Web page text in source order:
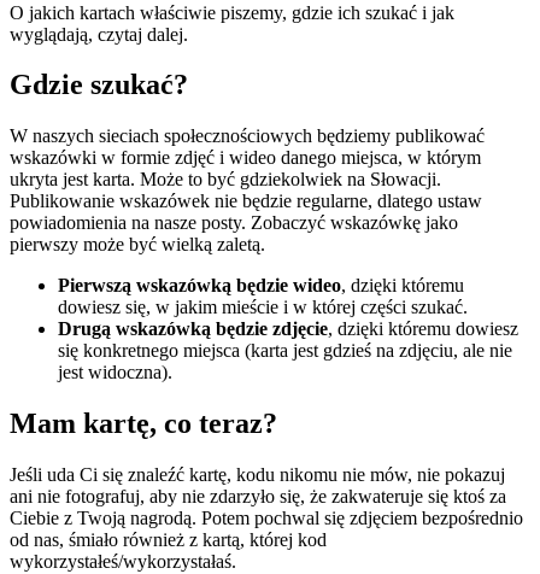
O jakich kartach właściwie piszemy, gdzie ich szukać i jak
wyglądają, czytaj dalej.
Gdzie szukać?
W naszych sieciach społecznościowych będziemy publikować
wskazówki w formie zdjęć i wideo danego miejsca, w którym
ukryta jest karta. Może to być gdziekolwiek na Słowacji.
Publikowanie wskazówek nie będzie regularne, dlatego ustaw
powiadomienia na nasze posty. Zobaczyć wskazówkę jako
pierwszy może być wielką zaletą.
Pierwszą wskazówką będzie wideo, dzięki któremu
dowiesz się, w jakim mieście i w której części szukać.
Drugą wskazówką będzie zdjęcie, dzięki któremu dowiesz
się konkretnego miejsca (karta jest gdzieś na zdjęciu, ale nie
jest widoczna).
Mam kartę, co teraz?
Jeśli uda Ci się znaleźć kartę, kodu nikomu nie mów, nie pokazuj
ani nie fotografuj, aby nie zdarzyło się, że zakwateruje się ktoś za
Ciebie z Twoją nagrodą. Potem pochwal się zdjęciem bezpośrednio
od nas, śmiało również z kartą, której kod
wykorzystałeś/wykorzystałaś.